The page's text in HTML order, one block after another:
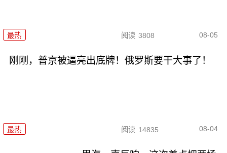
最热 阅读 3808 08-05
刚刚，普京被逼亮出底牌！俄罗斯要干大事了！
最热 阅读 14835 08-04